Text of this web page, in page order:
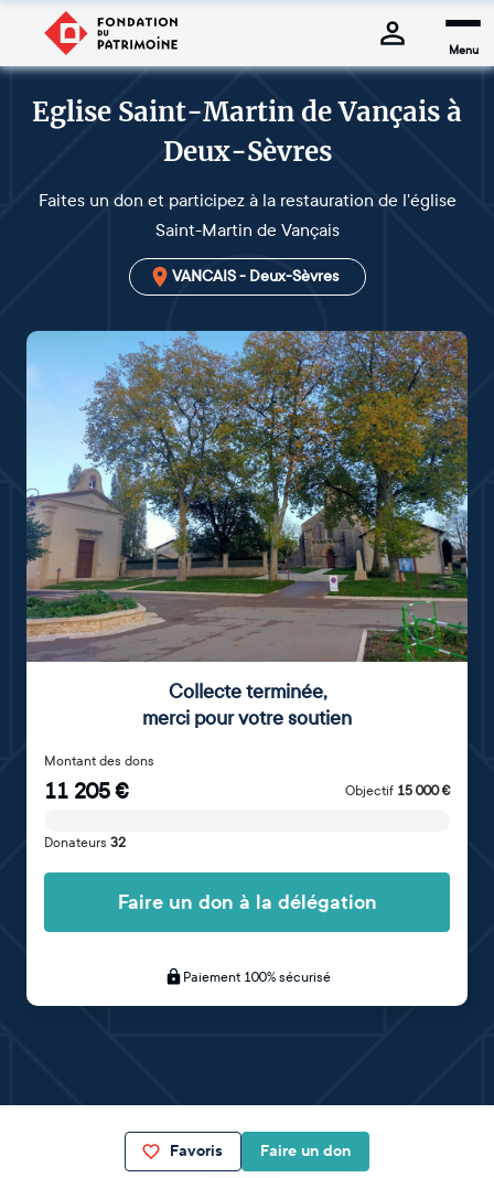
Menu
Eglise Saint-Martin de Vançais à
Deux-Sèvres
Faites un don et participez à la restauration de l'église
Saint-Martin de Vançais
VANCAIS - Deux-Sèvres
Collecte terminée,
merci pour votre soutien
Montant des dons
11 205€ Objectif 15 000€
Donateurs 32
Faire un don à la délégation
Paiement 100% sécurisé
Favoris Faire un don